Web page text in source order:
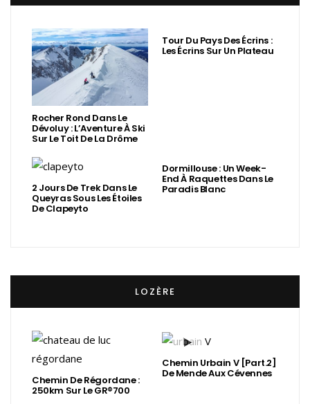
Rocher Rond Dans Le
Dévoluy : L’Aventure À Ski
Sur Le Toit De La Drôme
Tour Du Pays Des Écrins :
Les Écrins Sur Un Plateau
2 Jours De Trek Dans Le
Queyras Sous Les Étoiles
De Clapeyto
Dormillouse : Un Week-
End À Raquettes Dans Le
Paradis Blanc
LOZÈRE
Chemin De Régordane :
250km Sur Le GR®700
Chemin Urbain V [Part.2]
De Mende Aux Cévennes